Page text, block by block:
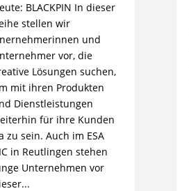
BLACKPIN In dieser
stellen wir
und
vor, die
Lösungen suchen,
mit ihren Produkten
Dienstleistungen
für ihre Kunden
zu sein. Auch im ESA
in Reutlingen stehen
Unternehmen vor